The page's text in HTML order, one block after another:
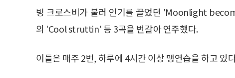
빙 크로스비가 불러 인기를 끌었던 'Moonlight
의 'Cool struttin' 등 3곡을 번갈아 연주했다.
이들은 매주 2번, 하루에 4시간 이상 맹연습을 하고 있